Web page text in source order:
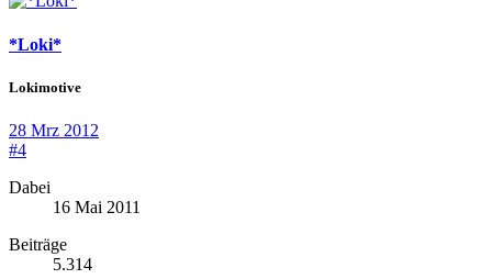
*Loki*
Lokimotive
28 Mrz 2012
#4
Dabei
16 Mai 2011
Beiträge
5.314